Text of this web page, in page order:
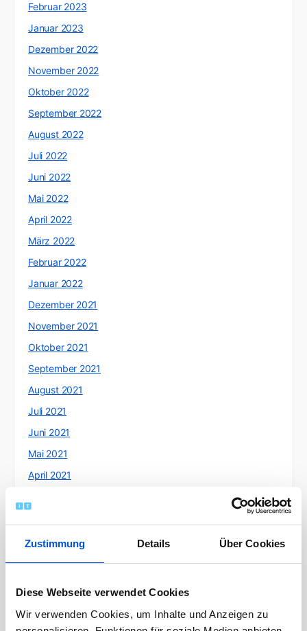
Zustimmung Details Über Cookies
Diese Webseite verwendet Cookies
Wir verwenden Cookies, um Inhalte und Anzeigen zu
Februar 2023
Januar 2023
Dezember 2022
November 2022
Oktober 2022
September 2022
August 2022
Juli 2022
Juni 2022
Mai 2022
April 2022
März 2022
Februar 2022
Januar 2022
Dezember 2021
November 2021
Oktober 2021
September 2021
August 2021
Juli 2021
Juni 2021
Mai 2021
April 2021
Januar 2021
Dezember 2020